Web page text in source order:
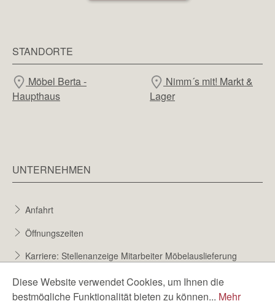
STANDORTE
Möbel Berta -
Haupthaus
Nimm´s mit! Markt &
Lager
UNTERNEHMEN
Anfahrt
Öffnungszeiten
Karriere: Stellenanzeige Mitarbeiter Möbelauslieferung
Karriere bei Möbel Berta
Diese Website verwendet Cookies, um Ihnen die
bestmögliche Funktionalität bieten zu können... Mehr